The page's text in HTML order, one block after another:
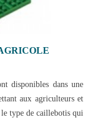
disponibles dans une
aux agriculteurs et
type de caillebotis qui